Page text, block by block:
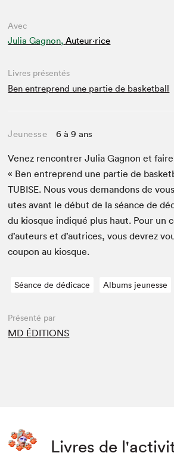
Avec
Julia Gagnon, Auteur·rice
Livres présentés
Ben entreprend une partie de basketball
Jeunesse 6 à 9 ans
Venez ren­con­tr­er Julia Gagnon et
« Ben entre­prend une par­tie de
TUBISE. Nous vous deman­dons de
utes avant le début de la séance de
du kiosque indiqué plus haut. Pour un
d’auteurs et d’autrices, vous devrez
coupon au kiosque.
Séance de dédicace Albums jeunesse
Présenté par
MD ÉDITIONS
Livres de